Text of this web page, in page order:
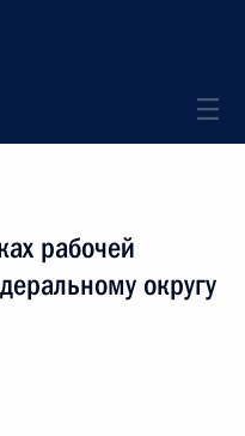
рабочей
округу